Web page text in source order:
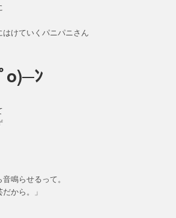
けていくパニパニさん
o)─ﾝ
鳴らせるって。
から。」